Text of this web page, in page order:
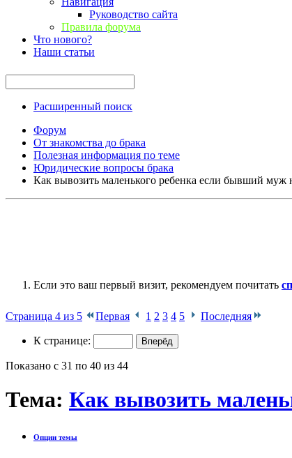
Руководство сайта
Правила форума
Что нового?
Наши статьи
Расширенный поиск
Форум
От знакомства до брака
Полезная информация по теме
Юридические вопросы брака
Как вывозить маленького ребенка если бывший муж
Если это ваш первый визит, рекомендуем почитать
Страница 4 из 5 Первая 1 2 3 4 5 Последняя
К странице:
Показано с 31 по 40 из 44
Тема: Как вывозить
Опции темы